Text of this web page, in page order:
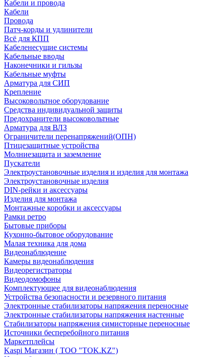
Кабели и провода
Кабели
Провода
Патч-корды и удлинители
Всё для КПП
Кабеленесущие системы
Кабельные вводы
Наконечники и гильзы
Кабельные муфты
Арматура для СИП
Крепление
Высоковольтное оборудование
Средства индивидуальной защиты
Предохранители высоковольтные
Арматура для ВЛЗ
Ограничители перенапряжений(ОПН)
Птицезащитные устройства
Молниезащита и заземление
Пускатели
Электроустановочные изделия и изделия для монтажа
Электроустановочные изделия
DIN-рейки и аксессуары
Изделия для монтажа
Монтажные коробки и аксессуары
Рамки ретро
Бытовые приборы
Кухонно-бытовое оборудование
Малая техника для дома
Видеонаблюдение
Камеры видеонаблюдения
Видеорегистраторы
Видеодомофоны
Комплектующее для видеонаблюдения
Устройства безопасности и резервного питания
Электронные стабилизаторы напряжения переносные
Электронные стабилизаторы напряжения настенные
Стабилизаторы напряжения симисторные переносные
Источники бесперебойного питания
Маркетплейсы
Kaspi Магазин ( ТОО "TOK.KZ")